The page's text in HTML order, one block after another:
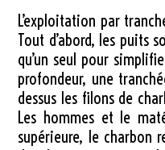
L’exploitation par
Tout d’abord, les puits
qu’un seul pour
profondeur, une
dessus les filons de
Les hommes et le
supérieure, le charbon